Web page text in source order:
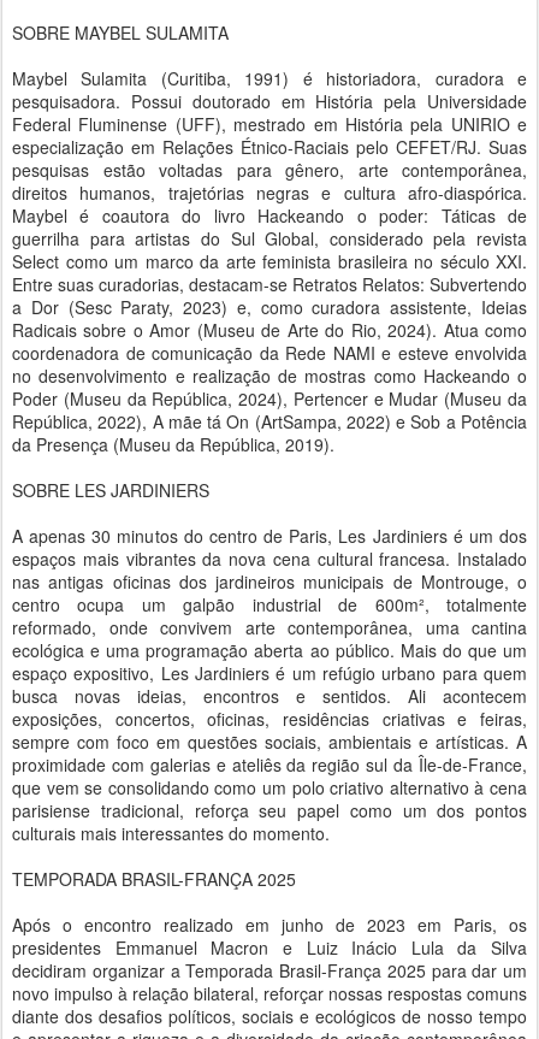
SOBRE MAYBEL SULAMITA
Maybel Sulamita (Curitiba, 1991) é historiadora, curadora e
pesquisadora. Possui doutorado em História pela Universidade
Federal Fluminense (UFF), mestrado em História pela UNIRIO e
especialização em Relações Étnico-Raciais pelo CEFET/RJ. Suas
pesquisas estão voltadas para gênero, arte contemporânea,
direitos humanos, trajetórias negras e cultura afro-diaspórica.
Maybel é coautora do livro Hackeando o poder: Táticas de
guerrilha para artistas do Sul Global, considerado pela revista
Select como um marco da arte feminista brasileira no século XXI.
Entre suas curadorias, destacam-se Retratos Relatos: Subvertendo
a Dor (Sesc Paraty, 2023) e, como curadora assistente, Ideias
Radicais sobre o Amor (Museu de Arte do Rio, 2024). Atua como
coordenadora de comunicação da Rede NAMI e esteve envolvida
no desenvolvimento e realização de mostras como Hackeando o
Poder (Museu da República, 2024), Pertencer e Mudar (Museu da
República, 2022), A mãe tá On (ArtSampa, 2022) e Sob a Potência
da Presença (Museu da República, 2019).
SOBRE LES JARDINIERS
A apenas 30 minutos do centro de Paris, Les Jardiniers é um dos
espaços mais vibrantes da nova cena cultural francesa. Instalado
nas antigas oficinas dos jardineiros municipais de Montrouge, o
centro ocupa um galpão industrial de 600m², totalmente
reformado, onde convivem arte contemporânea, uma cantina
ecológica e uma programação aberta ao público. Mais do que um
espaço expositivo, Les Jardiniers é um refúgio urbano para quem
busca novas ideias, encontros e sentidos. Ali acontecem
exposições, concertos, oficinas, residências criativas e feiras,
sempre com foco em questões sociais, ambientais e artísticas. A
proximidade com galerias e ateliês da região sul da Île-de-France,
que vem se consolidando como um polo criativo alternativo à cena
parisiense tradicional, reforça seu papel como um dos pontos
culturais mais interessantes do momento.
TEMPORADA BRASIL-FRANÇA 2025
Após o encontro realizado em junho de 2023 em Paris, os
presidentes Emmanuel Macron e Luiz Inácio Lula da Silva
decidiram organizar a Temporada Brasil-França 2025 para dar um
novo impulso à relação bilateral, reforçar nossas respostas comuns
diante dos desafios políticos, sociais e ecológicos de nosso tempo